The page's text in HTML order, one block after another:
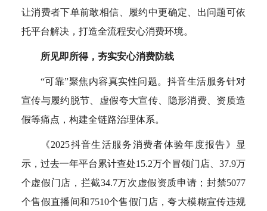
让消费者下单前敢相信、履约中更确定、出问题可依
托平台解决，打造全流程安心消费环境。
所见即所得，夯实安心消费防线
“可靠”聚焦内容真实性问题。抖音生活服务针对
宣传与履约脱节、虚假夸大宣传、隐形消费、资质造
假等痛点，构建全链路治理体系。
《2025抖音生活服务消费者体验年度报告》显
示，过去一年平台累计查处15.2万个冒领门店、37.9万
个虚假门店，拦截34.7万次虚假资质申请；封禁5077
个售假直播间和7510个售假门店，夸大模糊宣传违规